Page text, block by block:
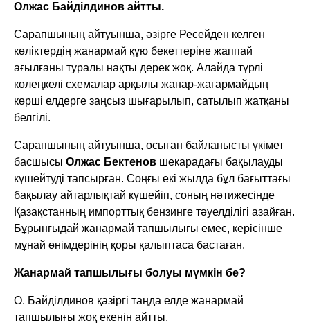
Олжас Байділдинов айтты.
Сарапшының айтуынша, әзірге Ресейден келген
көліктердің жанармай құю бекеттеріне жаппай
ағылғаны туралы нақты дерек жоқ. Алайда түрлі
көлеңкелі схемалар арқылы жанар-жағармайдың
көрші елдерге заңсыз шығарылып, сатылып жатқаны
белгілі.
Сарапшының айтуынша, осыған байланысты үкімет
басшысыОлжас Бектенов шекарадағы бақылауды
күшейтуді тапсырған. Соңғы екі жылда бұл бағыттағы
бақылау айтарлықтай күшейіп, соның нәтижесінде
Қазақстанның импорттық бензинге тәуелділігі азайған.
Бұрынғыдай жанармай тапшылығы емес, керісінше
мұнай өнімдерінің қоры қалыптаса бастаған.
Жанармай тапшылығы болуы мүмкін бе?
О. Байділдинов қазіргі таңда елде жанармай
тапшылығы жоқ екенін айтты.